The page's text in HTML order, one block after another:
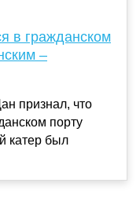
в гражданском
–
признал, что
порту
катер был